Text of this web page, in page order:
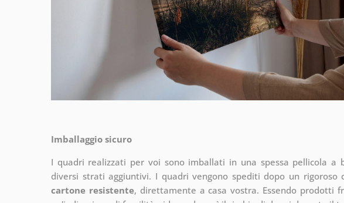
Imballaggio sicuro
I quadri realizzati per voi sono imballati in una spessa pellicola
diversi strati aggiuntivi. I quadri vengono spediti dopo un
cartone resistente, direttamente a casa vostra. Essendo prodotti